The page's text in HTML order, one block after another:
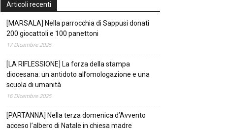
Articoli recenti
[MARSALA] Nella parrocchia di Sappusi donati
200 giocattoli e 100 panettoni
17 Dicembre 2025
[LA RIFLESSIONE] La forza della stampa
diocesana: un antidoto all’omologazione e una
scuola di umanità
16 Dicembre 2025
[PARTANNA] Nella terza domenica d’Avvento
acceso l’albero di Natale in chiesa madre